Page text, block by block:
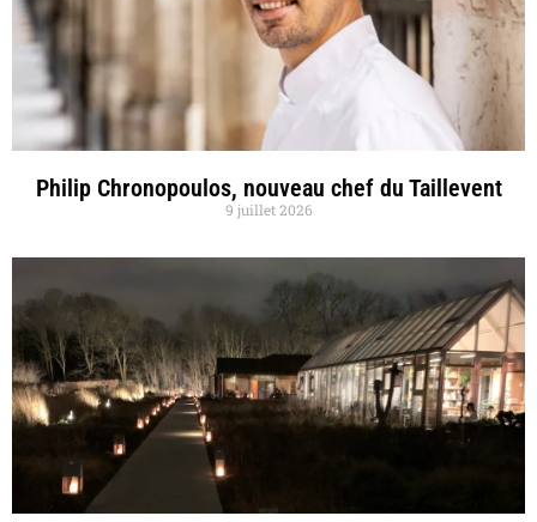
Philip Chronopoulos, nouveau chef du Taillevent
9 juillet 2026